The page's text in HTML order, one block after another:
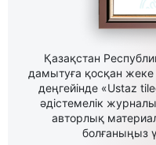
Қазақстан
дамытуға қосқан жеке
деңгейінде «Ustaz
әдістемелік
авторлық
болғаныңыз